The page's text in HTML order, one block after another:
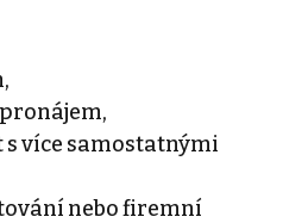
více samostatnými
nebo firemní